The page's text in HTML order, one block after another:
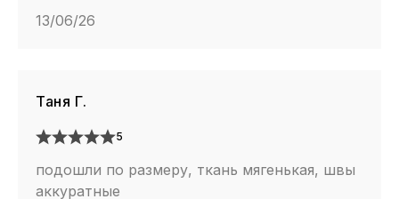
13/06/26
Таня Г.
5
подошли по размеру, ткань мягенькая, швы
аккуратные